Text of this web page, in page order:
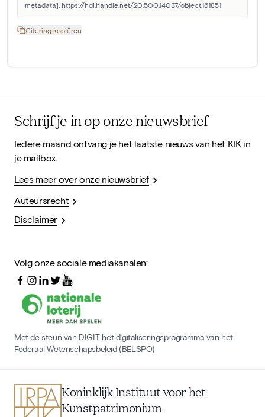
metadata]. https://hdl.handle.net/20.500.14037/object.161851
Citering kopiëren
Schrijf je in op onze nieuwsbrief
Iedere maand ontvang je het laatste nieuws van het KIK in
je mailbox.
Lees meer over onze nieuwsbrief
Auteursrecht
Disclaimer
Volg onze sociale mediakanalen:
Met de steun van DIGIT, het digitaliseringsprogramma van het
Federaal Wetenschapsbeleid (BELSPO)
Koninklijk Instituut voor het
Kunstpatrimonium